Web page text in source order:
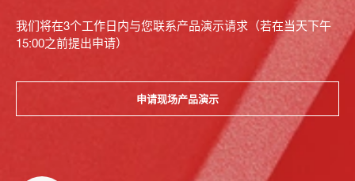
我们将在3个工作日内与您联系产品演示请求（若在当天下午
15:00之前提出申请）
申请现场产品演示